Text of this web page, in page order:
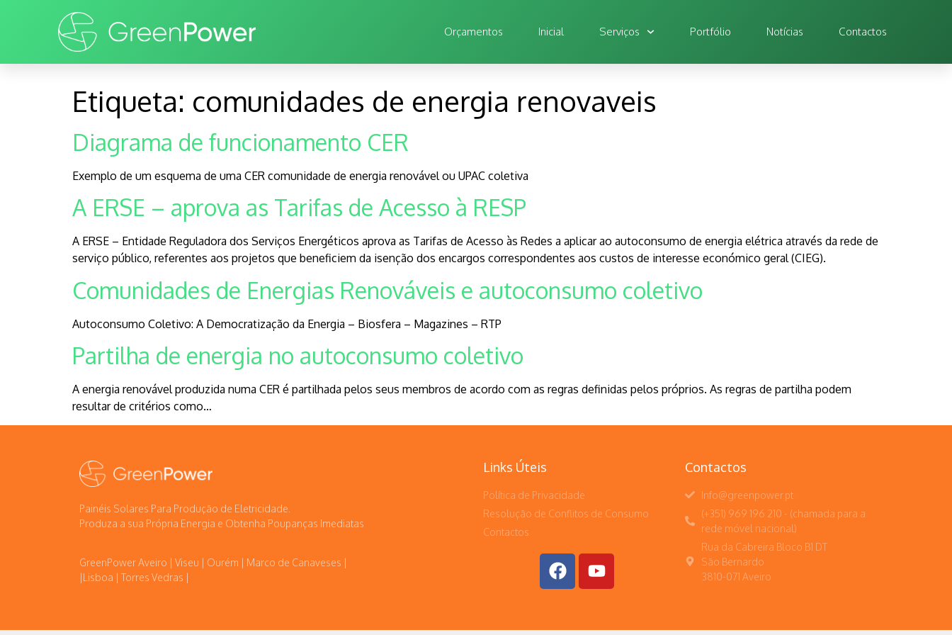
Orçamentos Inicial Serviços Portfólio Notícias Contactos
Etiqueta: comunidades de energia renovaveis
Diagrama de funcionamento CER
Exemplo de um esquema de uma CER comunidade de energia renovável ou UPAC coletiva
A ERSE – aprova as Tarifas de Acesso à RESP
A ERSE – Entidade Reguladora dos Serviços Energéticos aprova as Tarifas de Acesso às Redes a aplicar ao autoconsumo de energia elétrica através da rede de
serviço público, referentes aos projetos que beneficiem da isenção dos encargos correspondentes aos custos de interesse económico geral (CIEG).
Comunidades de Energias Renováveis e autoconsumo coletivo
Autoconsumo Coletivo: A Democratização da Energia – Biosfera – Magazines – RTP
Partilha de energia no autoconsumo coletivo
A energia renovável produzida numa CER é partilhada pelos seus membros de acordo com as regras definidas pelos próprios. As regras de partilha podem
resultar de critérios como…
Painéis Solares Para Produção de Eletricidade.
Produza a sua Própria Energia e Obtenha Poupanças Imediatas
GreenPower Aveiro | Viseu | Ourém | Marco de Canaveses |
|Lisboa | Torres Vedras |
Links Úteis
Política de Privacidade
Resolução de Conflitos de Consumo
Contactos
Contactos
Info@greenpower.pt
(+351) 969 196 210 - (chamada para a
rede móvel nacional)
Rua da Cabreira Bloco B1 DT
São Bernardo
3810-071 Aveiro